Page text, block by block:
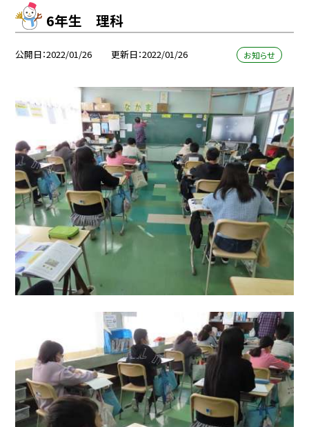
6年生 理科
公開日 2022/01/26 更新日 2022/01/26 お知らせ